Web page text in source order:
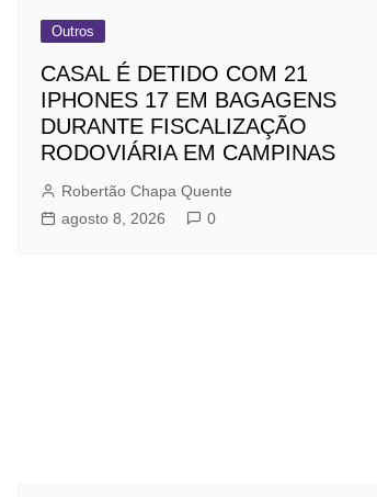
Outros
CASAL É DETIDO COM 21
IPHONES 17 EM BAGAGENS
DURANTE FISCALIZAÇÃO
RODOVIÁRIA EM CAMPINAS
Robertão Chapa Quente
agosto 8, 2026
0